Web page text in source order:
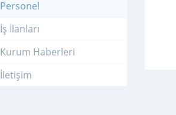
Personel
İş İlanları
Kurum Haberleri
İletişim